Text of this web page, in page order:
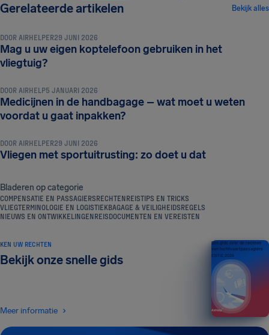
Gerelateerde artikelen Bekijk alles
BAGAGE & VEILIGHEIDSREGELS
DOOR AIRHELPER29 JUNI 2026
Mag u uw eigen koptelefoon gebruiken in het
vliegtuig?
BAGAGE & VEILIGHEIDSREGELS
DOOR AIRHELP5 JANUARI 2026
Medicijnen in de handbagage – wat moet u weten
voordat u gaat inpakken?
BAGAGE & VEILIGHEIDSREGELS
DOOR AIRHELPER29 JUNI 2026
Vliegen met sportuitrusting: zo doet u dat
Bladeren op categorie
COMPENSATIE EN PASSAGIERSRECHTENREISTIPS EN TRICKS
VLIEGTERMINOLOGIE EN LOGISTIEKBAGAGE & VEILIGHEIDSREGELS
NIEUWS EN ONTWIKKELINGENREISDOCUMENTEN EN VEREISTEN
KEN UW RECHTEN
Bekijk onze snelle gids
Meer informatie
Een gids over de rechten
van luchtvaartpassagiers
EDITIE 2026